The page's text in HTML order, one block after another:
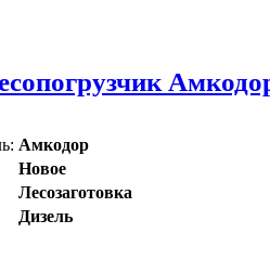
Амкодор
Новое
Лесозаготовка
Дизель